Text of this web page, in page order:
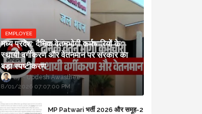
EMPLOYEE
मध्य प्रदेश: दैनिक वेतनभोगी कर्मचारियों के
स्थायी वर्गीकरण और वेतनमान पर सरकार का
बड़ा स्पष्टीकरण
Updesh Awasthee
8/01/2026 07:07:00 PM
MP Patwari भर्ती 2026 और समूह-2